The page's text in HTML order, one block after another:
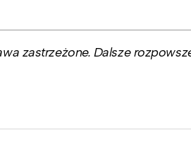
zastrzeżone. Dalsze